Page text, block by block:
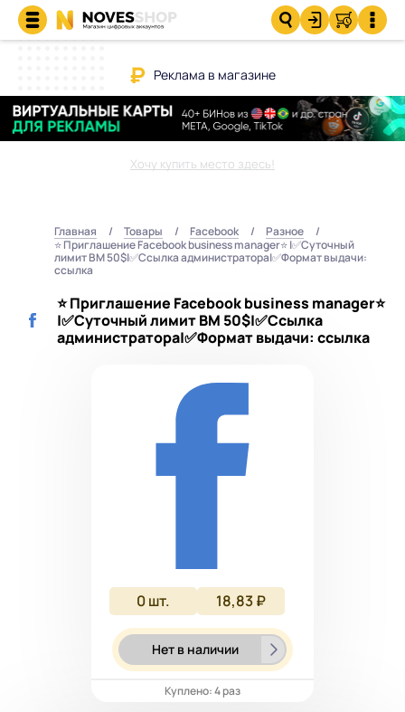
Реклама в магазине
Хочу купить место здесь!
Главная Товары Facebook
Разное
⭐️ Приглашение Facebook business manager⭐️ |✅Суточный
лимит BM 50$|✅Ссылка администратора|✅Формат выдачи:
ссылка
⭐️ Приглашение Facebook business manager⭐️
|✅Суточный лимит BM 50$|✅Ссылка
администратора|✅Формат выдачи: ссылка
0шт. 18,83 ₽
Нет в наличии
Куплено: 4 раз